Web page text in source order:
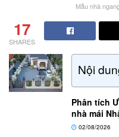
Mẫu nhà
17
SHARES
Nội
Phân tích
nhà mái
02/08/2026